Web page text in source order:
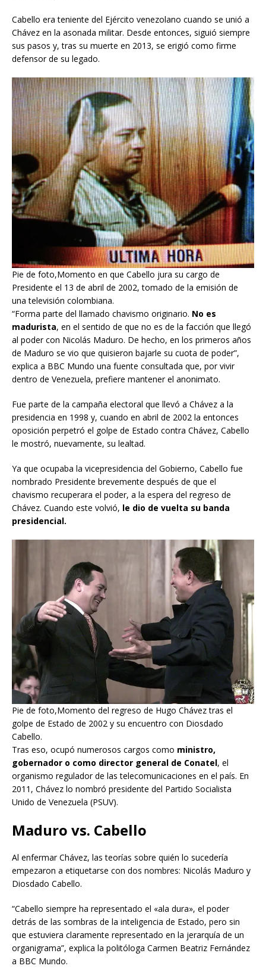
Cabello era teniente del Ejército venezolano cuando se unió a
Chávez en la asonada militar. Desde entonces, siguió siempre
sus pasos y, tras su muerte en 2013, se erigió como firme
defensor de su legado.
Pie de foto,Momento en que Cabello jura su cargo de
Presidente el 13 de abril de 2002, tomado de la emisión de
una televisión colombiana.
“Forma parte del llamado chavismo originario. No es
madurista, en el sentido de que no es de la facción que llegó
al poder con Nicolás Maduro. De hecho, en los primeros años
de Maduro se vio que quisieron bajarle su cuota de poder”,
explica a BBC Mundo una fuente consultada que, por vivir
dentro de Venezuela, prefiere mantener el anonimato.
Fue parte de la campaña electoral que llevó a Chávez a la
presidencia en 1998 y, cuando en abril de 2002 la entonces
oposición perpetró el golpe de Estado contra Chávez, Cabello
le mostró, nuevamente, su lealtad.
Ya que ocupaba la vicepresidencia del Gobierno, Cabello fue
nombrado Presidente brevemente después de que el
chavismo recuperara el poder, a la espera del regreso de
Chávez. Cuando este volvió, le dio de vuelta su banda
presidencial.
Pie de foto,Momento del regreso de Hugo Chávez tras el
golpe de Estado de 2002 y su encuentro con Diosdado
Cabello.
Tras eso, ocupó numerosos cargos como ministro,
gobernador o como director general de Conatel, el
organismo regulador de las telecomunicaciones en el país. En
2011, Chávez lo nombró presidente del Partido Socialista
Unido de Venezuela (PSUV).
Maduro vs. Cabello
Al enfermar Chávez, las teorías sobre quién lo sucedería
empezaron a etiquetarse con dos nombres: Nicolás Maduro y
Diosdado Cabello.
“Cabello siempre ha representado el «ala dura», el poder
detrás de las sombras de la inteligencia de Estado, pero sin
que estuviera claramente representado en la jerarquía de un
organigrama”, explica la politóloga Carmen Beatriz Fernández
a BBC Mundo.